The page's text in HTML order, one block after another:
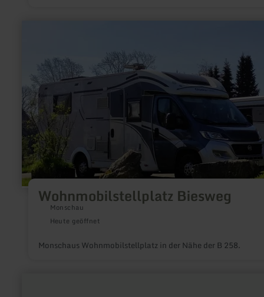
Wohnmobilstellplatz Biesweg
Monschau
Heute geöffnet
Monschaus Wohnmobilstellplatz in der Nähe der B 258.